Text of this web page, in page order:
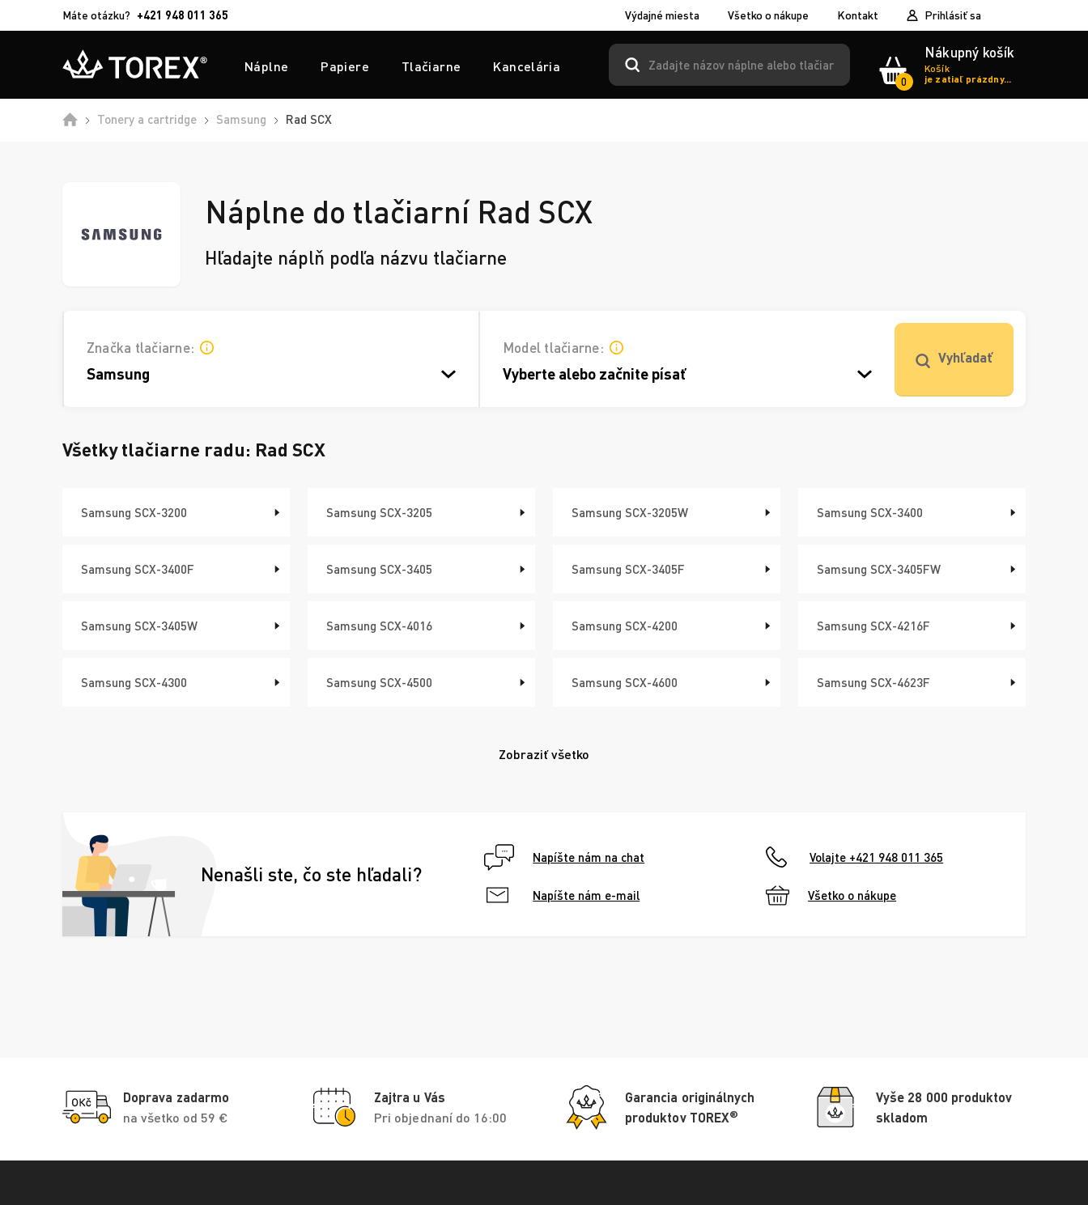
Máte otázku? +421 948 011 365 Výdajné miesta Všetko o nákupe Kontakt Prihlásiť sa
Náplne Papiere Tlačiarne Kancelária
0
Nákupný košík
Košík
je zatiaľ prázdny...
DomůTonery a cartridge Samsung Rad SCX
Náplne do tlačiarní Rad SCX
Hľadajte náplň podľa názvu tlačiarne
Značka tlačiarne:
Samsung
Model tlačiarne:
Vyberte alebo začnite písať
Vyhľadať
Všetky tlačiarne radu: Rad SCX
Samsung SCX-3200 Samsung SCX-3205 Samsung SCX-3205W Samsung SCX-3400
Samsung SCX-3400F Samsung SCX-3405 Samsung SCX-3405F Samsung SCX-3405FW
Samsung SCX-3405W Samsung SCX-4016 Samsung SCX-4200 Samsung SCX-4216F
Samsung SCX-4300 Samsung SCX-4500 Samsung SCX-4600 Samsung SCX-4623F
Zobraziť všetko
Nenašli ste, čo ste hľadali?
Napíšte nám na chat Volajte +421 948 011 365
Napíšte nám e-mail Všetko o nákupe
Doprava zadarmo
na všetko od 59 €
Zajtra u Vás
Pri objednaní do 16:00
Garancia originálnych
produktov TOREX®
Vyše 28 000 produktov
skladom